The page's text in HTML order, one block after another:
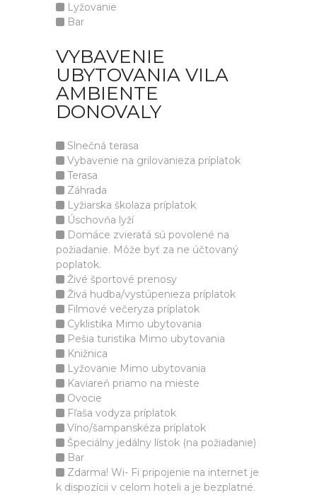
Lyžovanie
Bar
VYBAVENIE
UBYTOVANIA VILA
AMBIENTE
DONOVALY
Slnečná terasa
Vybavenie na grilovanieza príplatok
Terasa
Záhrada
Lyžiarska školaza príplatok
Úschovňa lyží
Domáce zvieratá sú povolené na
požiadanie. Môže byť za ne účtovaný
poplatok.
Živé športové prenosy
Živá hudba/vystúpenieza príplatok
Filmové večeryza príplatok
Cyklistika Mimo ubytovania
Pešia turistika Mimo ubytovania
Knižnica
Lyžovanie Mimo ubytovania
Kaviareň priamo na mieste
Ovocie
Fľaša vodyza príplatok
Víno/šampanskéza príplatok
Špeciálny jedálny lístok (na požiadanie)
Bar
Zdarma! Wi- Fi pripojenie na internet je
k dispozícii v celom hoteli a je bezplatné.